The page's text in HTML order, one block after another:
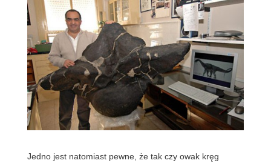
Jedno jest natomiast pewne, że tak czy owak kręg